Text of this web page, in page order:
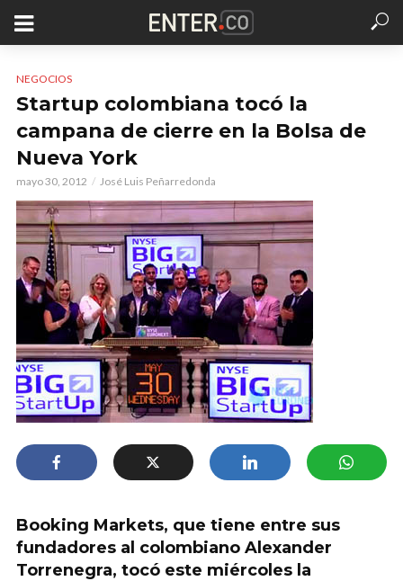
NEGOCIOS
Startup colombiana tocó la
campana de cierre en la Bolsa de
Nueva York
mayo 30, 2012 José Luis Peñarredonda
Booking Markets, que tiene entre sus
fundadores al colombiano Alexander
Torrenegra, tocó este miércoles la